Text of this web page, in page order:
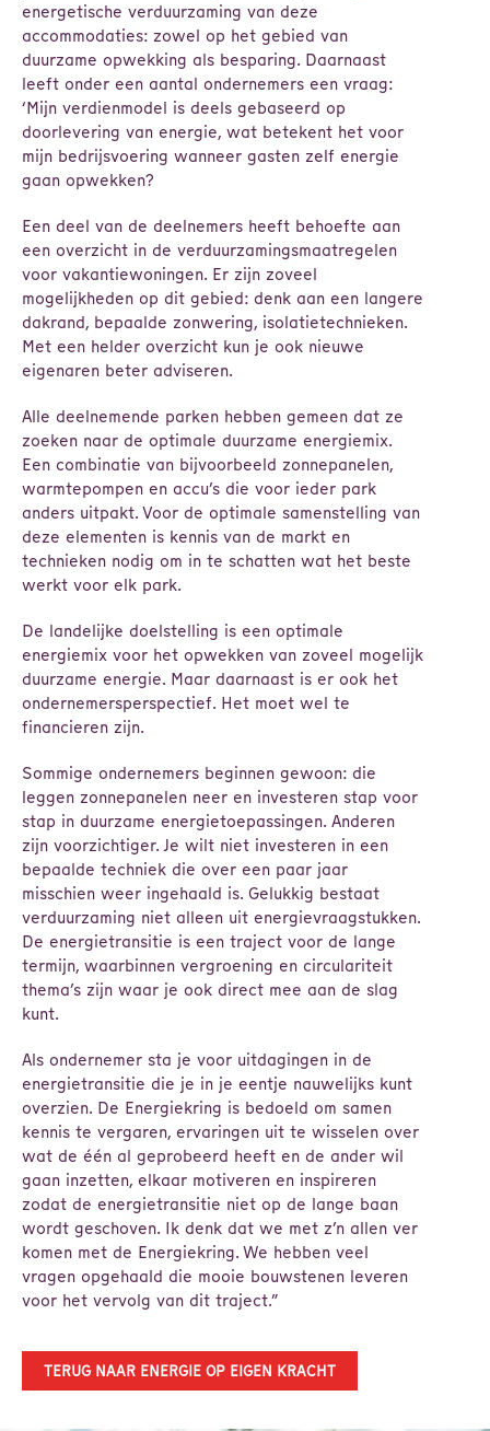
energetische verduurzaming van deze
accommodaties: zowel op het gebied van
duurzame opwekking als besparing. Daarnaast
leeft onder een aantal ondernemers een vraag:
‘Mijn verdienmodel is deels gebaseerd op
doorlevering van energie, wat betekent het voor
mijn bedrijsvoering wanneer gasten zelf energie
gaan opwekken?
Een deel van de deelnemers heeft behoefte aan
een overzicht in de verduurzamingsmaatregelen
voor vakantiewoningen. Er zijn zoveel
mogelijkheden op dit gebied: denk aan een langere
dakrand, bepaalde zonwering, isolatietechnieken.
Met een helder overzicht kun je ook nieuwe
eigenaren beter adviseren.
Alle deelnemende parken hebben gemeen dat ze
zoeken naar de optimale duurzame energiemix.
Een combinatie van bijvoorbeeld zonnepanelen,
warmtepompen en accu’s die voor ieder park
anders uitpakt. Voor de optimale samenstelling van
deze elementen is kennis van de markt en
technieken nodig om in te schatten wat het beste
werkt voor elk park.
De landelijke doelstelling is een optimale
energiemix voor het opwekken van zoveel mogelijk
duurzame energie. Maar daarnaast is er ook het
ondernemersperspectief. Het moet wel te
financieren zijn.
Sommige ondernemers beginnen gewoon: die
leggen zonnepanelen neer en investeren stap voor
stap in duurzame energietoepassingen. Anderen
zijn voorzichtiger. Je wilt niet investeren in een
bepaalde techniek die over een paar jaar
misschien weer ingehaald is. Gelukkig bestaat
verduurzaming niet alleen uit energievraagstukken.
De energietransitie is een traject voor de lange
termijn, waarbinnen vergroening en circulariteit
thema’s zijn waar je ook direct mee aan de slag
kunt.
Als ondernemer sta je voor uitdagingen in de
energietransitie die je in je eentje nauwelijks kunt
overzien. De Energiekring is bedoeld om samen
kennis te vergaren, ervaringen uit te wisselen over
wat de één al geprobeerd heeft en de ander wil
gaan inzetten, elkaar motiveren en inspireren
zodat de energietransitie niet op de lange baan
wordt geschoven. Ik denk dat we met z’n allen ver
komen met de Energiekring. We hebben veel
vragen opgehaald die mooie bouwstenen leveren
voor het vervolg van dit traject.”
TERUG NAAR ENERGIE OP EIGEN KRACHT